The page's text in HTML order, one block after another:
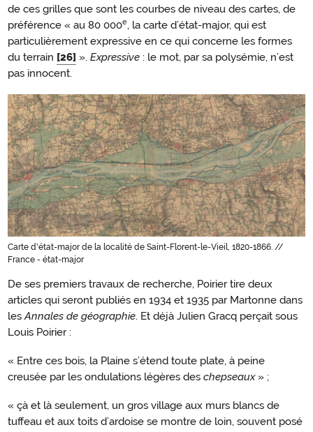
de ces grilles que sont les courbes de niveau des cartes, de
préférence « au 80 000e, la carte d’état-major, qui est
particulièrement expressive en ce qui concerne les formes
du terrain [26] ». Expressive : le mot, par sa polysémie, n’est
pas innocent.
Carte d'état-major de la localité de Saint-Florent-le-Vieil, 1820-1866. //
France - état-major
De ses premiers travaux de recherche, Poirier tire deux
articles qui seront publiés en 1934 et 1935 par Martonne dans
lesAnnales de géographie. Et déjà Julien Gracq perçait sous
Louis Poirier :
« Entre ces bois, la Plaine s’étend toute plate, à peine
creusée par les ondulations légères des chepseaux» ;
« çà et là seulement, un gros village aux murs blancs de
tuffeau et aux toits d’ardoise se montre de loin, souvent posé